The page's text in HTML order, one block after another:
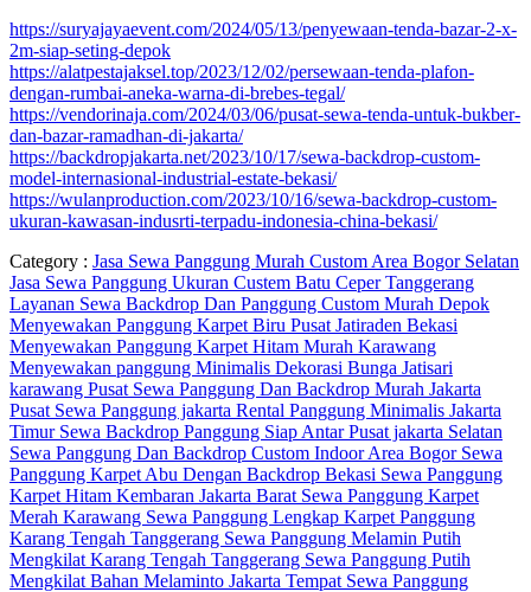
https://suryajayaevent.com/2024/05/13/penyewaan-tenda-bazar-2-x-
2m-siap-seting-depok
https://alatpestajaksel.top/2023/12/02/persewaan-tenda-plafon-
dengan-rumbai-aneka-warna-di-brebes-tegal/
https://vendorinaja.com/2024/03/06/pusat-sewa-tenda-untuk-bukber-
dan-bazar-ramadhan-di-jakarta/
https://backdropjakarta.net/2023/10/17/sewa-backdrop-custom-
model-internasional-industrial-estate-bekasi/
https://wulanproduction.com/2023/10/16/sewa-backdrop-custom-
ukuran-kawasan-indusrti-terpadu-indonesia-china-bekasi/
Category : Jasa Sewa Panggung Murah Custom Area Bogor Selatan
Jasa Sewa Panggung Ukuran Custem Batu Ceper Tanggerang
Layanan Sewa Backdrop Dan Panggung Custom Murah Depok
Menyewakan Panggung Karpet Biru Pusat Jatiraden Bekasi
Menyewakan Panggung Karpet Hitam Murah Karawang
Menyewakan panggung Minimalis Dekorasi Bunga Jatisari
karawang Pusat Sewa Panggung Dan Backdrop Murah Jakarta
Pusat Sewa Panggung jakarta Rental Panggung Minimalis Jakarta
Timur Sewa Backdrop Panggung Siap Antar Pusat jakarta Selatan
Sewa Panggung Dan Backdrop Custom Indoor Area Bogor Sewa
Panggung Karpet Abu Dengan Backdrop Bekasi Sewa Panggung
Karpet Hitam Kembaran Jakarta Barat Sewa Panggung Karpet
Merah Karawang Sewa Panggung Lengkap Karpet Panggung
Karang Tengah Tanggerang Sewa Panggung Melamin Putih
Mengkilat Karang Tengah Tanggerang Sewa Panggung Putih
Mengkilat Bahan Melaminto Jakarta Tempat Sewa Panggung